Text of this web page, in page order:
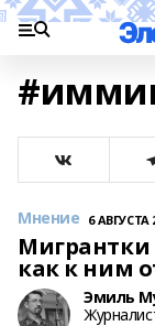
Мигрантки
как к ним
Мнение 6 АВГУСТА
Эмиль